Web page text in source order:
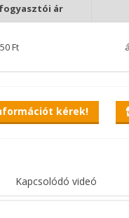
ár
50 Ft
kérek!
Kapcsolódó videó